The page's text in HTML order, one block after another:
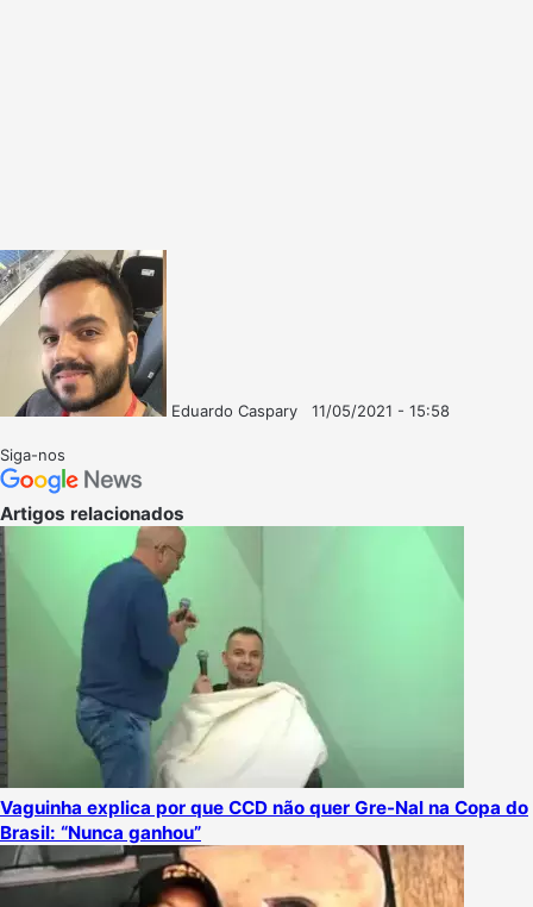
Eduardo Caspary
11/05/2021 - 15:58
Siga-nos
Artigos relacionados
Vaguinha explica por que CCD não quer Gre-Nal na Copa do
Brasil: “Nunca ganhou”